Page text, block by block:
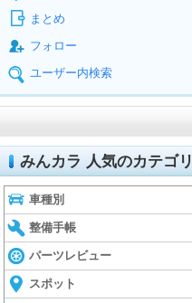
まとめ
フォロー
ユーザー内検索
みんカラ 人気のカテゴリ
車種別
整備手帳
パーツレビュー
スポット